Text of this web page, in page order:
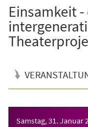
Einsamkeit -
Samstag, 31. Januar